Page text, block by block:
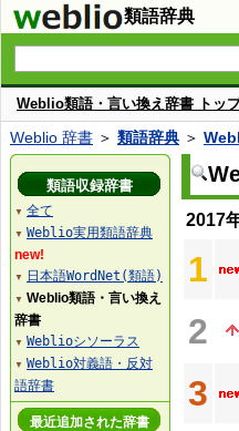
類語辞典
Weblio類語・言い換え辞書 トッ
Weblio 辞書 ＞ 類語辞典 ＞
2017
1
2
3
類語収録辞書
▼ 全て
▼ Weblio実用類語辞典
new!
▼ 日本語WordNet(類語)
▼ Weblio類語・言い換え
辞書
▼ Weblioシソーラス
▼ Weblio対義語・反対
語辞書
最近追加された辞書